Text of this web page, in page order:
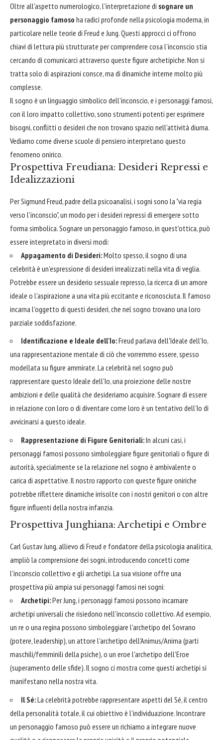
Oltre all'aspetto numerologico, l'interpretazione di sognare un
personaggio famoso ha radici profonde nella psicologia moderna, in
particolare nelle teorie di Freud e Jung. Questi approcci ci offrono
chiavi di lettura più strutturate per comprendere cosa l'inconscio stia
cercando di comunicarci attraverso queste figure archetipiche. Non si
tratta solo di aspirazioni consce, ma di dinamiche interne molto più
complesse.
Il sogno è un linguaggio simbolico dell'inconscio, e i personaggi famosi,
con il loro impatto collettivo, sono strumenti potenti per esprimere
bisogni, conflitti o desideri che non trovano spazio nell'attività diurna.
Vediamo come diverse scuole di pensiero interpretano questo
fenomeno onirico.
Prospettiva Freudiana: Desideri Repressi e
Idealizzazioni
Per Sigmund Freud, padre della psicoanalisi, i sogni sono la "via regia
verso l'inconscio", un modo per i desideri repressi di emergere sotto
forma simbolica. Sognare un personaggio famoso, in quest'ottica, può
essere interpretato in diversi modi:
Appagamento di Desideri:Molto spesso, il sogno di una
celebrità è un'espressione di desideri irrealizzati nella vita di veglia.
Potrebbe essere un desiderio sessuale represso, la ricerca di un amore
ideale o l'aspirazione a una vita più eccitante e riconosciuta. Il famoso
incarna l'oggetto di questi desideri, che nel sogno trovano una loro
parziale soddisfazione.
Identificazione e Ideale dell'Io:Freud parlava dell'Ideale dell'Io,
una rappresentazione mentale di ciò che vorremmo essere, spesso
modellata su figure ammirate. La celebrità nel sogno può
rappresentare questo Ideale dell'Io, una proiezione delle nostre
ambizioni e delle qualità che desideriamo acquisire. Sognare di essere
in relazione con loro o di diventare come loro è un tentativo dell'Io di
avvicinarsi a questo ideale.
Rappresentazione di Figure Genitoriali:In alcuni casi, i
personaggi famosi possono simboleggiare figure genitoriali o figure di
autorità, specialmente se la relazione nel sogno è ambivalente o
carica di aspettative. Il nostro rapporto con queste figure oniriche
potrebbe riflettere dinamiche irrisolte con i nostri genitori o con altre
figure influenti della nostra infanzia.
Prospettiva Junghiana: Archetipi e Ombre
Carl Gustav Jung, allievo di Freud e fondatore della psicologia analitica,
ampliò la comprensione dei sogni, introducendo concetti come
l'inconscio collettivo e gli archetipi. La sua visione offre una
prospettiva più ampia sui personaggi famosi nei sogni:
Archetipi:Per Jung, i personaggi famosi possono incarnare
archetipi universali che risiedono nell'inconscio collettivo. Ad esempio,
un re o una regina possono simboleggiare l'archetipo del Sovrano
(potere, leadership), un attore l'archetipo dell'Animus/Anima (parti
maschili/femminili della psiche), o un eroe l'archetipo dell'Eroe
(superamento delle sfide). Il sogno ci mostra come questi archetipi si
manifestano nella nostra vita.
Il Sé:La celebrità potrebbe rappresentare aspetti del Sé, il centro
della personalità totale, il cui obiettivo è l'individuazione. Incontrare
un personaggio famoso può essere un richiamo a integrare nuove